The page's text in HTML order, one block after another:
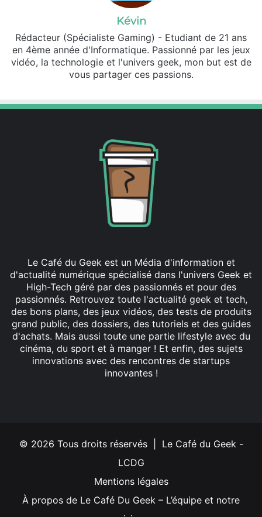
Kévin
Rédacteur (Spécialiste Gaming) - Etudiant de 21 ans
en 4ème année d'Informatique. Passionné par les jeux
vidéo, la technologie et l'univers geek, mon but est de
vous partager ces passions.
Le Café du Geek est un Média d'information et
d'actualité numérique spécialisé dans l'univers Geek et
High-Tech géré par des passionnés et pour des
passionnés. Retrouvez toute l'actualité geek et tech,
des bons plans, des jeux vidéos, des tests de produits
grand public, des dossiers, des tutoriels et des guides
d'achats. Mais aussi toute une partie lifestyle avec du
cinéma, du sport et à manger ! Et enfin, des sujets
innovations avec des rencontres de startups
innovantes !
© 2026 Tous droits réservés | Le Café du Geek -
LCDG
Mentions légales
À propos de Le Café Du Geek – L’équipe et notre